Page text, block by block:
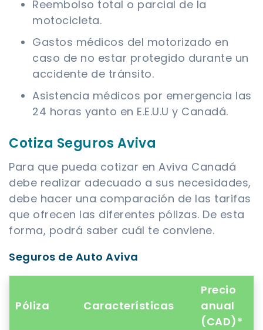
Reembolso total o parcial de la
motocicleta.
Gastos médicos del motorizado en
caso de no estar protegido durante un
accidente de tránsito.
Asistencia médicos por emergencia las
24 horas yanto en E.E.U.U y Canadá.
Cotiza Seguros Aviva
Para que pueda cotizar en Aviva Canadá
debe realizar adecuado a sus necesidades,
debe hacer una comparación de las tarifas
que ofrecen las diferentes pólizas. De esta
forma, podrá saber cuál te conviene.
Seguros de Auto Aviva
Póliza Características
Precio
anual
(CAD)*